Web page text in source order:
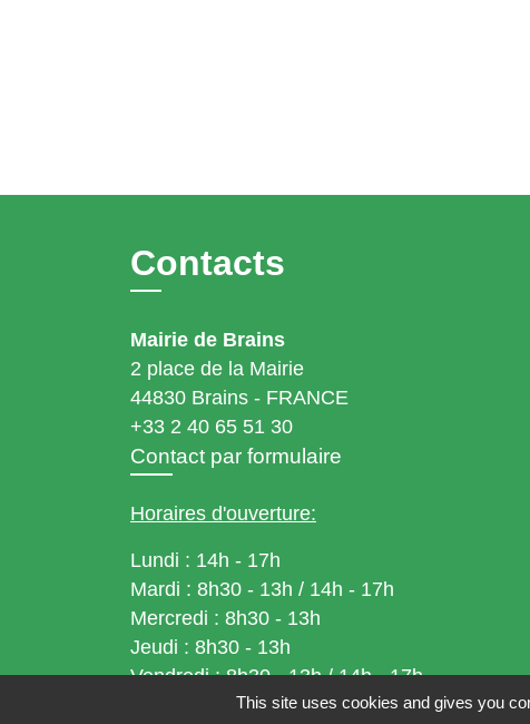
Contacts
Mairie de Brains
2 place de la Mairie
44830 Brains - FRANCE
+33 2 40 65 51 30
Contact par formulaire
Horaires d'ouverture:
Lundi : 14h - 17h
Mardi : 8h30 - 13h / 14h - 17h
Mercredi : 8h30 - 13h
Jeudi : 8h30 - 13h
Vendredi : 8h30 - 13h / 14h - 17h
This site uses cookies and gives you